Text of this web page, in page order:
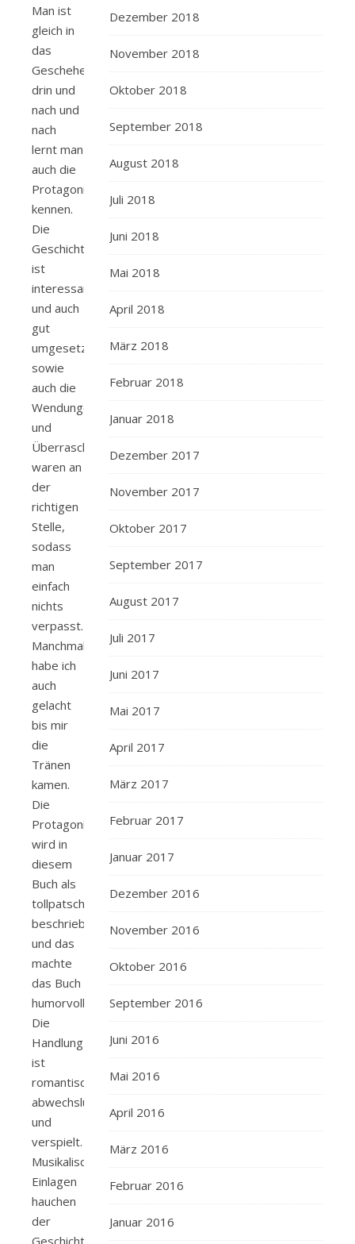
Man ist
gleich in
das
Geschehen
drin und
nach und
nach
lernt man
auch die
Protagonisten
kennen.
Die
Geschichte
ist
interessant
und auch
gut
umgesetzt,
sowie
auch die
Wendungen
und
Überraschungen
waren an
der
richtigen
Stelle,
sodass
man
einfach
nichts
verpasst.
Manchmal
habe ich
auch
gelacht
bis mir
die
Tränen
kamen.
Die
Protagonistin
wird in
diesem
Buch als
tollpatschig
beschrieben
und das
machte
das Buch
humorvoller.
Die
Handlung
ist
romantisch,
abwechslungsreich
und
verspielt.
Musikalische
Einlagen
hauchen
der
Dezember 2018
November 2018
Oktober 2018
September 2018
August 2018
Juli 2018
Juni 2018
Mai 2018
April 2018
März 2018
Februar 2018
Januar 2018
Dezember 2017
November 2017
Oktober 2017
September 2017
August 2017
Juli 2017
Juni 2017
Mai 2017
April 2017
März 2017
Februar 2017
Januar 2017
Dezember 2016
November 2016
Oktober 2016
September 2016
Juni 2016
Mai 2016
April 2016
März 2016
Februar 2016
Januar 2016